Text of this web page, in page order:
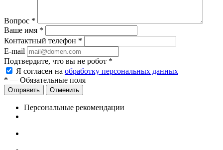
Вопрос *
Ваше имя *
Контактный телефон *
E-mail
Подтвердите, что вы не робот *
Я согласен на обработку персональных данных
* — Обязательные поля
Отменить
Персональные рекомендации